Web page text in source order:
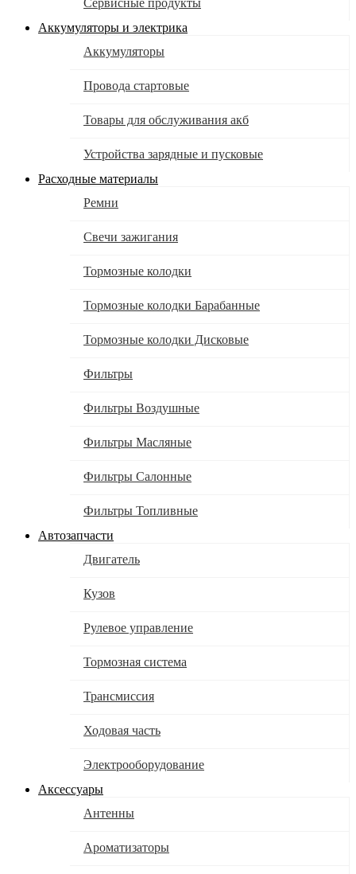
Сервисные продукты
Аккумуляторы и электрика
Аккумуляторы
Провода стартовые
Товары для обслуживания акб
Устройства зарядные и пусковые
Расходные материалы
Ремни
Свечи зажигания
Тормозные колодки
Тормозные колодки Барабанные
Тормозные колодки Дисковые
Фильтры
Фильтры Воздушные
Фильтры Масляные
Фильтры Салонные
Фильтры Топливные
Автозапчасти
Двигатель
Кузов
Рулевое управление
Тормозная система
Трансмиссия
Ходовая часть
Электрооборудование
Аксессуары
Антенны
Ароматизаторы